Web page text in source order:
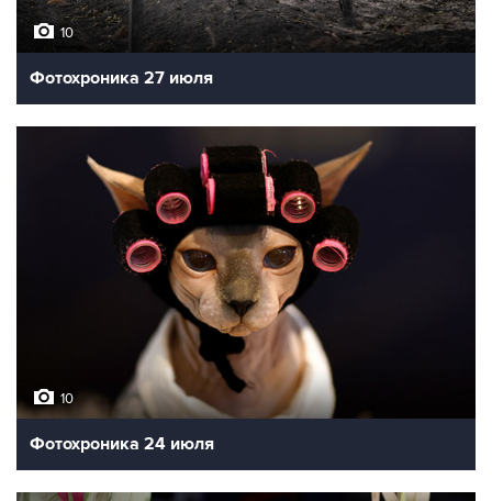
10
Фотохроника 27 июля
10
Фотохроника 24 июля